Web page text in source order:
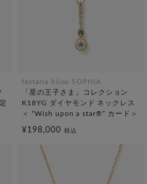
festaria bijou SOPHIA
「星の王子さま」コレクション
K18YG ダイヤモンド ネックレス
＜ “Wish upon a star®” カード＞
¥198,000 税込